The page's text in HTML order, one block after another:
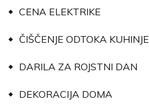
CENA ELEKTRIKE
ČIŠČENJE ODTOKA KUHINJE
DARILA ZA ROJSTNI DAN
DEKORACIJA DOMA